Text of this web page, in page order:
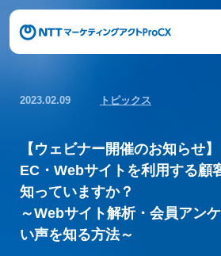
メニューの末尾です。Escape キ
2023.02.09 トピックス
【ウェビナー開催のお知らせ】
EC・Webサイトを利用する顧
知っていますか？
～Webサイト解析・会員アン
い声を知る方法～